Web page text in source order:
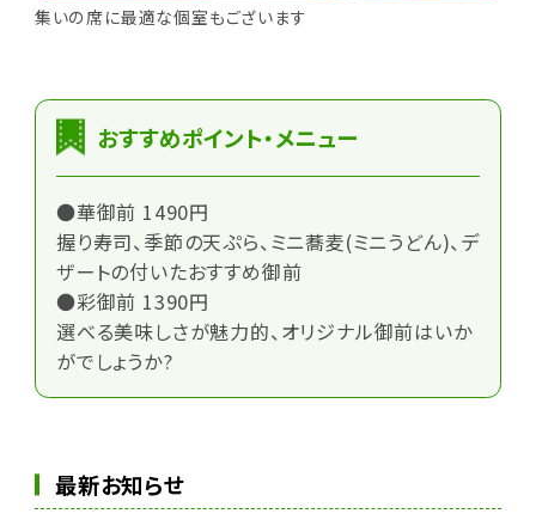
集いの席に最適な個室もございます
おすすめポイント・メニュー
●華御前 1490円
握り寿司、季節の天ぷら、ミニ蕎麦(ミニうどん)、デ
ザートの付いたおすすめ御前
●彩御前 1390円
選べる美味しさが魅力的、オリジナル御前はいか
がでしょうか?
最新お知らせ